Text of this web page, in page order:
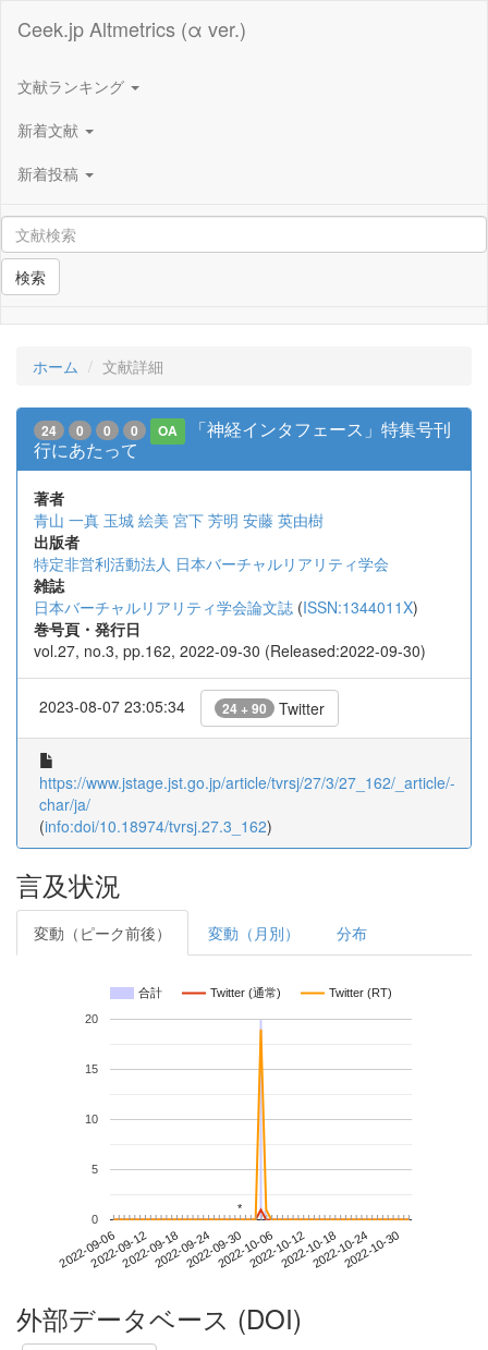
Ceek.jp Altmetrics (α ver.)
文献ランキング
新着文献
新着投稿
検索
ホーム 文献詳細
24 0 0 0 OA
「神経インタフェース」特集号刊
行にあたって
著者
青山 一真 玉城 絵美 宮下 芳明 安藤 英由樹
出版者
特定非営利活動法人 日本バーチャルリアリティ学会
雑誌
日本バーチャルリアリティ学会論文誌 (ISSN:1344011X)
巻号頁・発行日
vol.27, no.3, pp.162, 2022-09-30 (Released:2022-09-30)
2023-08-07 23:05:34 24 + 90 Twitter
https://www.jstage.jst.go.jp/article/tvrsj/27/3/27_162/_article/-
char/ja/
(info:doi/10.18974/tvrsj.27.3_162)
言及状況
変動（ピーク前後） 変動（月別） 分布
合計 Twitter (通常) Twitter (RT)
2022-09-062022-09-122022-09-182022-09-242022-09-302022-10-062022-10-122022-10-182022-10-242022-10-30
0
5
10
15
20
**
外部データベース (DOI)